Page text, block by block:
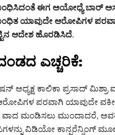
ಈಗ ಅಯೋಧ್ಯೆ ಬಾರ್
ಯಾವುದೇ ಆರೋಪಿಗಳ
ಆದೇಶ ಹೊರಡಿಸಿದೆ.
ಎಚ್ಚರಿಕೆ:
ಕಾಲಿಕಾ ಪ್ರಸಾದ್ ಮಿಶ್ರಾ
ಪರವಾಗಿ ಯಾವುದೇ
ಮಂಡಿಸಲು ಮುಂದಾದರೆ,
ವಿಡಿಯೋ ಕಾನ್ಫರೆನ್ಸಿಂಗ್